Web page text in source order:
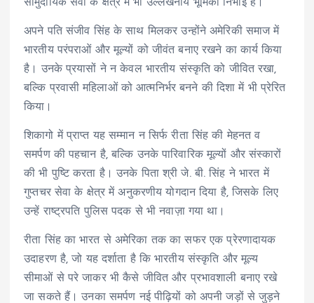
सामुदायिक सेवा के क्षेत्र में भी उल्लेखनीय भूमिका निभाई है।
अपने पति संजीव सिंह के साथ मिलकर उन्होंने अमेरिकी समाज में
भारतीय परंपराओं और मूल्यों को जीवंत बनाए रखने का कार्य किया
है। उनके प्रयासों ने न केवल भारतीय संस्कृति को जीवित रखा,
बल्कि प्रवासी महिलाओं को आत्मनिर्भर बनने की दिशा में भी प्रेरित
किया।
शिकागो में प्राप्त यह सम्मान न सिर्फ रीता सिंह की मेहनत व
समर्पण की पहचान है, बल्कि उनके पारिवारिक मूल्यों और संस्कारों
की भी पुष्टि करता है। उनके पिता श्री जे. बी. सिंह ने भारत में
गुप्तचर सेवा के क्षेत्र में अनुकरणीय योगदान दिया है, जिसके लिए
उन्हें राष्ट्रपति पुलिस पदक से भी नवाज़ा गया था।
रीता सिंह का भारत से अमेरिका तक का सफर एक प्रेरणादायक
उदाहरण है, जो यह दर्शाता है कि भारतीय संस्कृति और मूल्य
सीमाओं से परे जाकर भी कैसे जीवित और प्रभावशाली बनाए रखे
जा सकते हैं। उनका समर्पण नई पीढ़ियों को अपनी जड़ों से जुड़ने